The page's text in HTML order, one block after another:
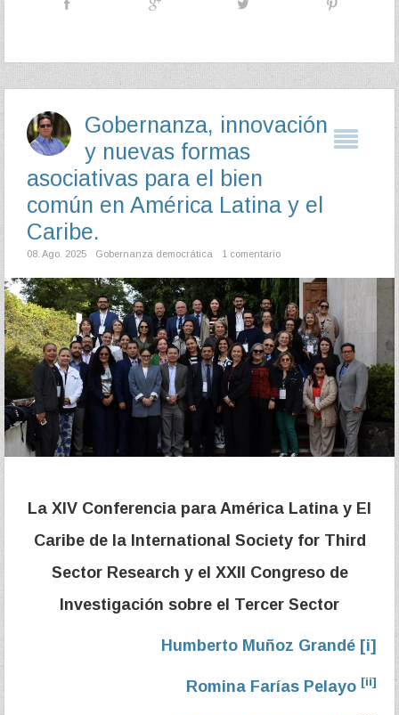
Gobernanza, innovación
y nuevas formas
asociativas para el bien
común en América Latina y el
Caribe.
08. Ago. 2025 Gobernanza democrática 1 comentario
La XIV Conferencia para América Latina y El
Caribe de la International Society for Third
Sector Research y el XXII Congreso de
Investigación sobre el Tercer Sector
Humberto Muñoz Grandé [i]
Romina Farías Pelayo [ii]